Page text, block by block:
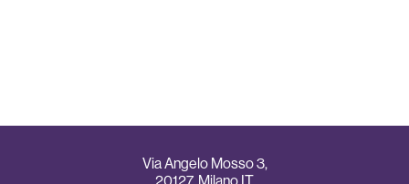
Via Angelo Mosso 3,